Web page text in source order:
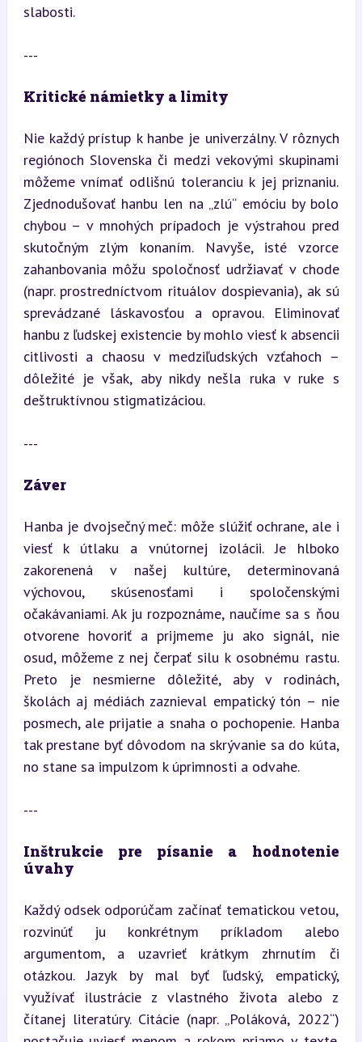
slabosti.
---
Kritické námietky a limity
Nie každý prístup k hanbe je univerzálny. V rôznych
regiónoch Slovenska či medzi vekovými skupinami
môžeme vnímať odlišnú toleranciu k jej priznaniu.
Zjednodušovať hanbu len na „zlú“ emóciu by bolo
chybou – v mnohých prípadoch je výstrahou pred
skutočným zlým konaním. Navyše, isté vzorce
zahanbovania môžu spoločnosť udržiavať v chode
(napr. prostredníctvom rituálov dospievania), ak sú
sprevádzané láskavosťou a opravou. Eliminovať
hanbu z ľudskej existencie by mohlo viesť k absencii
citlivosti a chaosu v medziľudských vzťahoch –
dôležité je však, aby nikdy nešla ruka v ruke s
deštruktívnou stigmatizáciou.
---
Záver
Hanba je dvojsečný meč: môže slúžiť ochrane, ale i
viesť k útlaku a vnútornej izolácii. Je hlboko
zakorenená v našej kultúre, determinovaná
výchovou, skúsenosťami i spoločenskými
očakávaniami. Ak ju rozpoznáme, naučíme sa s ňou
otvorene hovoriť a prijmeme ju ako signál, nie
osud, môžeme z nej čerpať silu k osobnému rastu.
Preto je nesmierne dôležité, aby v rodinách,
školách aj médiách zaznieval empatický tón – nie
posmech, ale prijatie a snaha o pochopenie. Hanba
tak prestane byť dôvodom na skrývanie sa do kúta,
no stane sa impulzom k úprimnosti a odvahe.
---
Inštrukcie pre písanie a hodnotenie
úvahy
Každý odsek odporúčam začínať tematickou vetou,
rozvinúť ju konkrétnym príkladom alebo
argumentom, a uzavrieť krátkym zhrnutím či
otázkou. Jazyk by mal byť ľudský, empatický,
využívať ilustrácie z vlastného života alebo z
čítanej literatúry. Citácie (napr. „Poláková, 2022“)